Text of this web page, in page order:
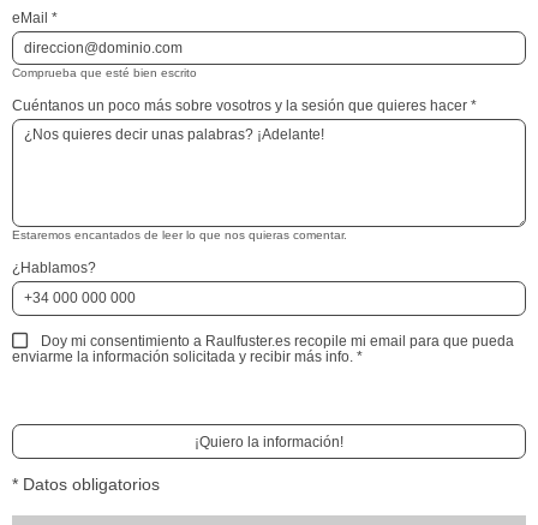
eMail *
Comprueba que esté bien escrito
Cuéntanos un poco más sobre vosotros y la sesión que quieres hacer *
Estaremos encantados de leer lo que nos quieras comentar.
¿Hablamos?
Doy mi consentimiento a Raulfuster.es recopile mi email para que pueda
enviarme la información solicitada y recibir más info. *
¡Quiero la información!
* Datos obligatorios